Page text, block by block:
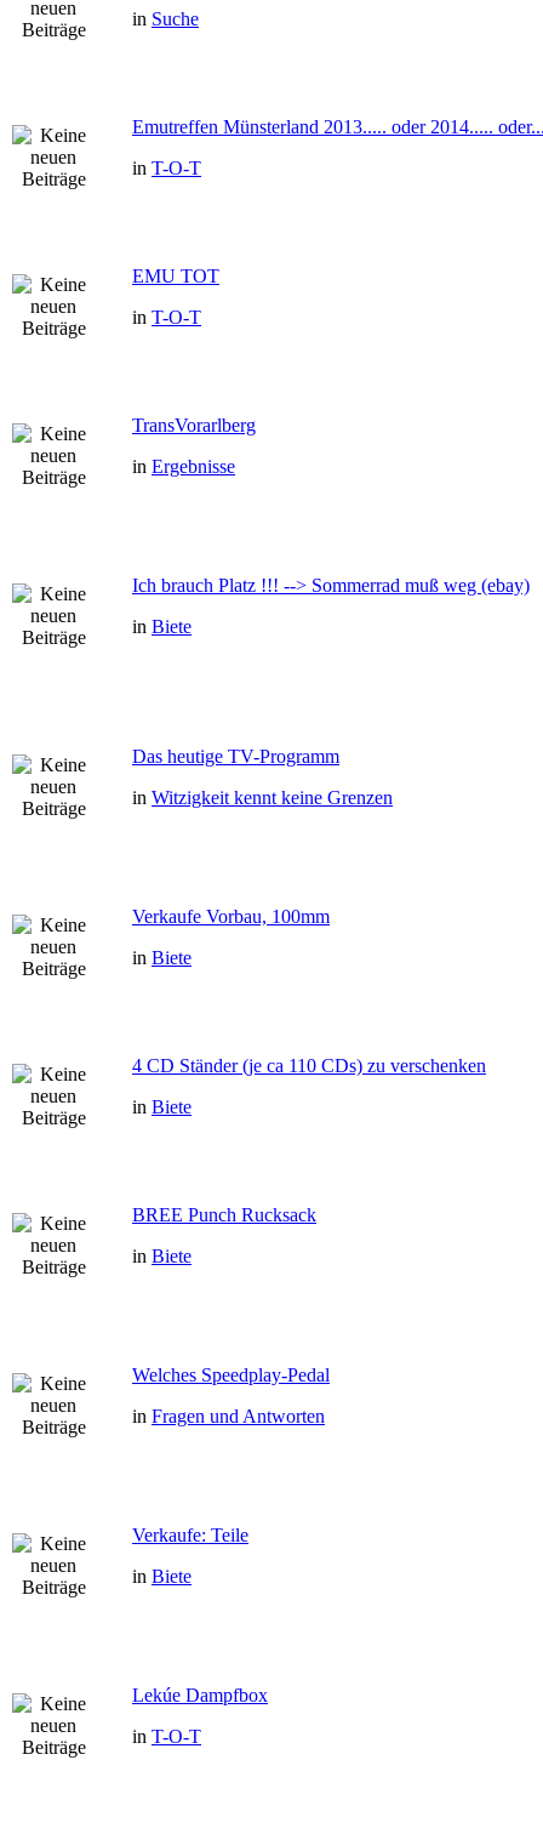
in Suche
Emutreffen Münsterland 2013..... oder 2014.....
in T-O-T
EMU TOT
in T-O-T
TransVorarlberg
in Ergebnisse
Ich brauch Platz !!! --> Sommerrad muß weg (ebay)
in Biete
Das heutige TV-Programm
in Witzigkeit kennt keine Grenzen
Verkaufe Vorbau, 100mm
in Biete
4 CD Ständer (je ca 110 CDs) zu verschenken
in Biete
BREE Punch Rucksack
in Biete
Welches Speedplay-Pedal
in Fragen und Antworten
Verkaufe: Teile
in Biete
Lekúe Dampfbox
in T-O-T